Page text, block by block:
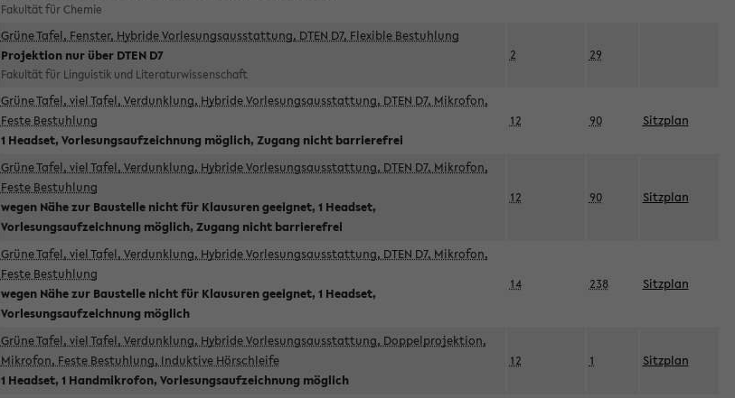
Fakultät für Chemie
Grüne Tafel, Fenster, Hybride Vorlesungsausstattung, DTEN D7, Flexible Bestuhlung
Projektion nur über DTEN D7
Fakultät für Linguistik und Literaturwissenschaft
2 29
Grüne Tafel, viel Tafel, Verdunklung, Hybride Vorlesungsausstattung, DTEN D7, Mikrofon,
Feste Bestuhlung
1 Headset, Vorlesungsaufzeichnung möglich, Zugang nicht barrierefrei
12 90 Sitzplan
Grüne Tafel, viel Tafel, Verdunklung, Hybride Vorlesungsausstattung, DTEN D7, Mikrofon,
Feste Bestuhlung
wegen Nähe zur Baustelle nicht für Klausuren geeignet, 1 Headset,
Vorlesungsaufzeichnung möglich, Zugang nicht barrierefrei
12 90 Sitzplan
Grüne Tafel, viel Tafel, Verdunklung, Hybride Vorlesungsausstattung, DTEN D7, Mikrofon,
Feste Bestuhlung
wegen Nähe zur Baustelle nicht für Klausuren geeignet, 1 Headset,
Vorlesungsaufzeichnung möglich
14 238 Sitzplan
Grüne Tafel, viel Tafel, Verdunklung, Hybride Vorlesungsausstattung, Doppelprojektion,
Mikrofon, Feste Bestuhlung, Induktive Hörschleife
1 Headset, 1 Handmikrofon, Vorlesungsaufzeichnung möglich
12 1 Sitzplan